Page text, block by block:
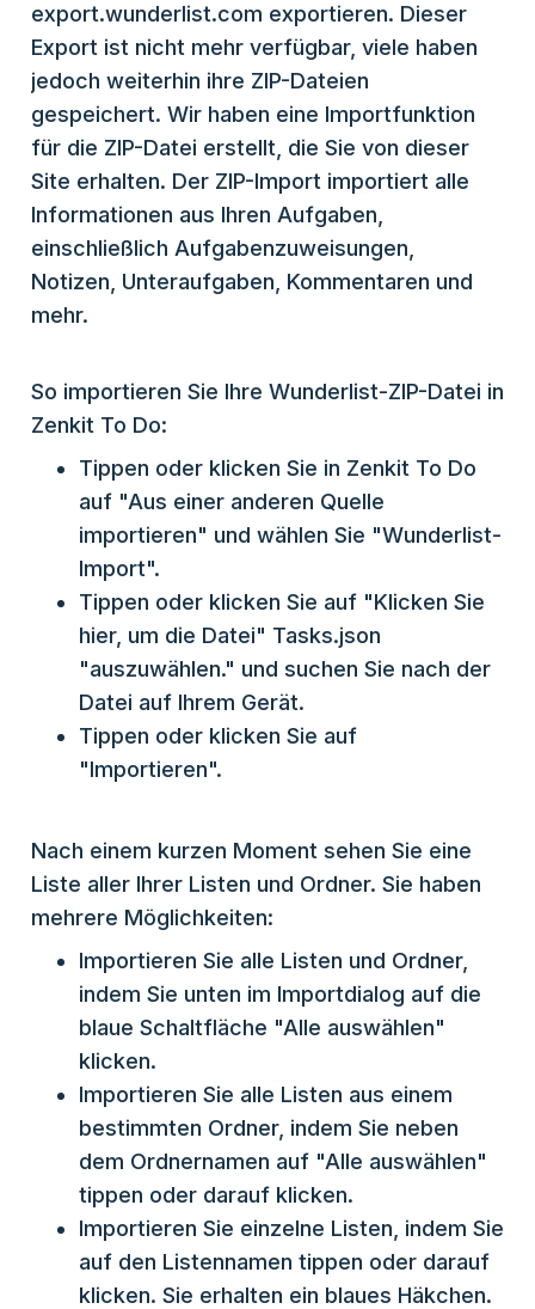
export.wunderlist.com exportieren. Dieser
Export ist nicht mehr verfügbar, viele haben
jedoch weiterhin ihre ZIP-Dateien
gespeichert. Wir haben eine Importfunktion
für die ZIP-Datei erstellt, die Sie von dieser
Site erhalten. Der ZIP-Import importiert alle
Informationen aus Ihren Aufgaben,
einschließlich Aufgabenzuweisungen,
Notizen, Unteraufgaben, Kommentaren und
mehr.
So importieren Sie Ihre Wunderlist-ZIP-Datei in
Zenkit To Do:
Tippen oder klicken Sie in Zenkit To Do
auf "Aus einer anderen Quelle
importieren" und wählen Sie "Wunderlist-
Import".
Tippen oder klicken Sie auf "Klicken Sie
hier, um die Datei" Tasks.json
"auszuwählen." und suchen Sie nach der
Datei auf Ihrem Gerät.
Tippen oder klicken Sie auf
"Importieren".
Nach einem kurzen Moment sehen Sie eine
Liste aller Ihrer Listen und Ordner. Sie haben
mehrere Möglichkeiten:
Importieren Sie alle Listen und Ordner,
indem Sie unten im Importdialog auf die
blaue Schaltfläche "Alle auswählen"
klicken.
Importieren Sie alle Listen aus einem
bestimmten Ordner, indem Sie neben
dem Ordnernamen auf "Alle auswählen"
tippen oder darauf klicken.
Importieren Sie einzelne Listen, indem Sie
auf den Listennamen tippen oder darauf
klicken. Sie erhalten ein blaues Häkchen.